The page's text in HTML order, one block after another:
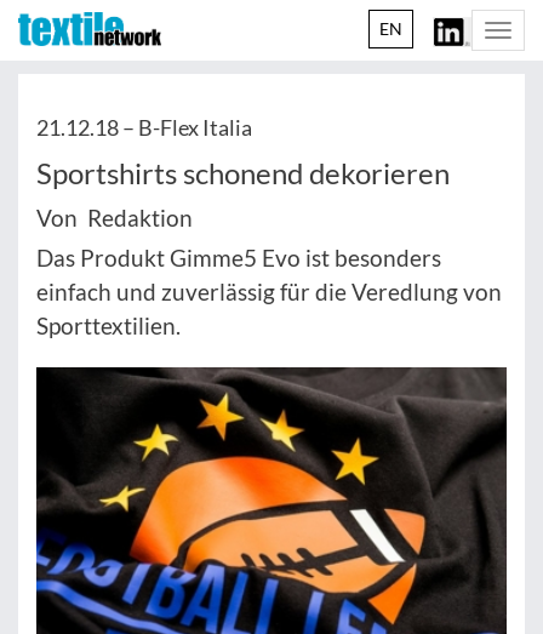
EN
21.12.18 – B-Flex Italia
Sportshirts schonend dekorieren
Von Redaktion
Das Produkt Gimme5 Evo ist besonders
einfach und zuverlässig für die Veredlung von
Sporttextilien.